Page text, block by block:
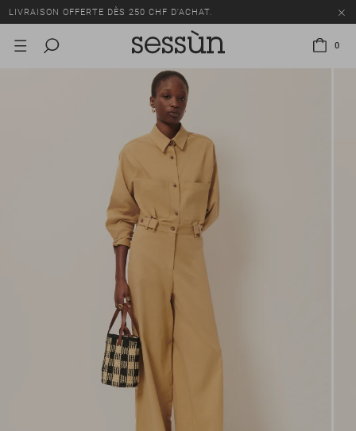
LIVRAISON OFFERTE DÈS 250 CHF D'ACHAT.
TOUS LES PRIX INCLUENT LA TVA ET LES DROITS DE DOUANE.
LIVRAISON OFFERTE DÈS 250 CHF D'ACHAT.
TOUS LES PRIX INCLUENT LA TVA ET LES DROITS DE DOUANE.
0